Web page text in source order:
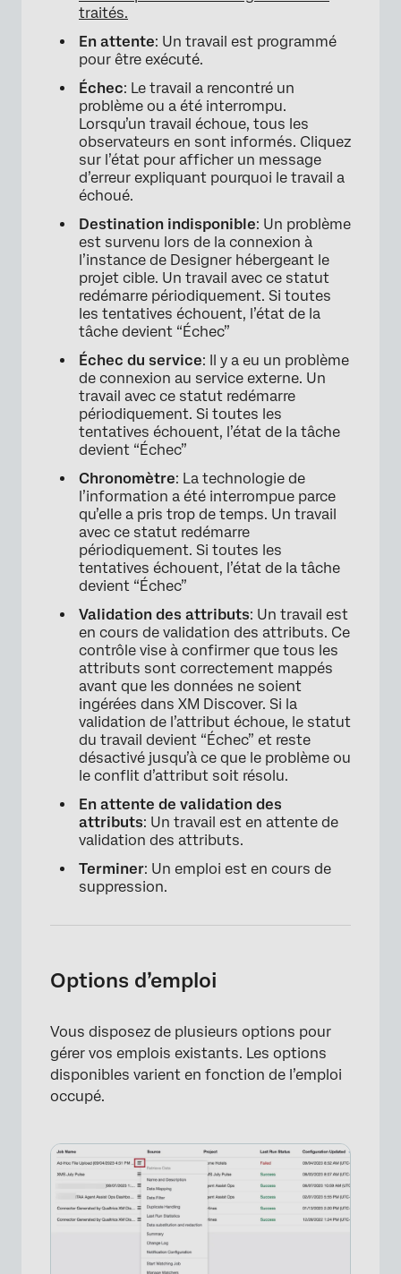
traités.
En attente: Un travail est programmé
pour être exécuté.
Échec: Le travail a rencontré un
problème ou a été interrompu.
Lorsqu’un travail échoue, tous les
observateurs en sont informés. Cliquez
sur l’état pour afficher un message
d’erreur expliquant pourquoi le travail a
échoué.
Destination indisponible: Un problème
est survenu lors de la connexion à
l’instance de Designer hébergeant le
projet cible. Un travail avec ce statut
redémarre périodiquement. Si toutes
les tentatives échouent, l’état de la
tâche devient “Échec”
Échec du service: Il y a eu un problème
de connexion au service externe. Un
travail avec ce statut redémarre
périodiquement. Si toutes les
tentatives échouent, l’état de la tâche
devient “Échec”
Chronomètre: La technologie de
l’information a été interrompue parce
qu’elle a pris trop de temps. Un travail
avec ce statut redémarre
périodiquement. Si toutes les
tentatives échouent, l’état de la tâche
devient “Échec”
Validation des attributs: Un travail est
en cours de validation des attributs. Ce
contrôle vise à confirmer que tous les
attributs sont correctement mappés
avant que les données ne soient
ingérées dans XM Discover. Si la
validation de l’attribut échoue, le statut
du travail devient “Échec” et reste
désactivé jusqu’à ce que le problème ou
le conflit d’attribut soit résolu.
En attente de validation des
attributs: Un travail est en attente de
validation des attributs.
Terminer: Un emploi est en cours de
suppression.
Options d’emploi
Vous disposez de plusieurs options pour
gérer vos emplois existants. Les options
disponibles varient en fonction de l’emploi
occupé.